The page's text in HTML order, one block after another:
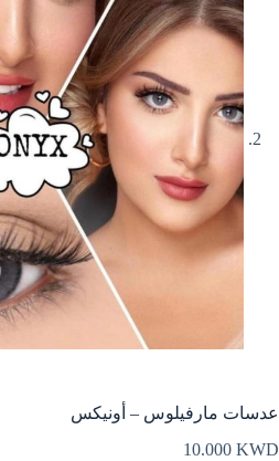
عدسات مارفيلوس – أونيكس
10.000 KWD